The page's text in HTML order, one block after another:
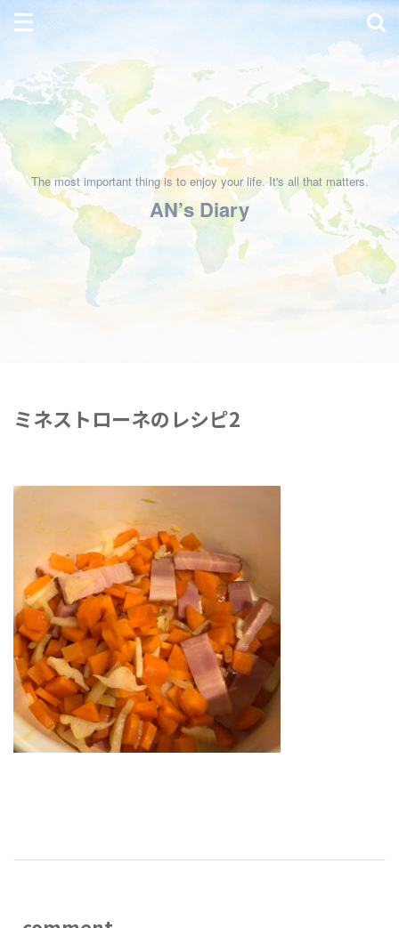
The most important thing is to enjoy your life. It's all that matters.
AN’s Diary
ミネストローネのレシピ2